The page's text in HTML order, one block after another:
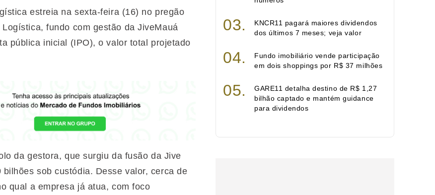
estreia na sexta-feira (16) no pregão
fundo com gestão da JiveMauá
pública inicial (IPO), o valor total projetado
da gestora, que surgiu da fusão da Jive
sob custódia. Desse valor, cerca de
qual a empresa já atua, com foco
KNCR11 pagará maiores dividendos
dos últimos 7 meses; veja valor
Fundo imobiliário vende participação
em dois shoppings por R$ 37 milhões
GARE11 detalha destino de R$ 1,27
bilhão captado e mantém guidance
para dividendos